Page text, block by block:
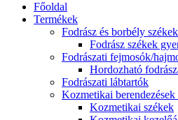
Főoldal
Termékek
Fodrász és borbély székek
Fodrász székek
Fodrászati fejmosók/
Hordozható
Fodrászati lábtartók
Kozmetikai
Kozmetikai székek